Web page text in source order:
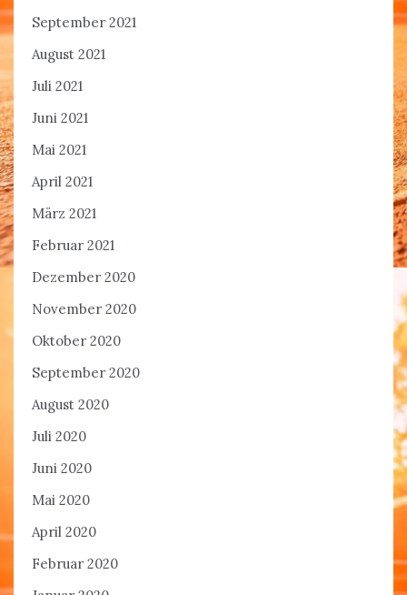
September 2021
August 2021
Juli 2021
Juni 2021
Mai 2021
April 2021
März 2021
Februar 2021
Dezember 2020
November 2020
Oktober 2020
September 2020
August 2020
Juli 2020
Juni 2020
Mai 2020
April 2020
Februar 2020